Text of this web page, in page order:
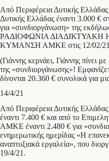
Από Περιφέρεια Δυτικής
Δυτικής Ελλάδας έναντι
για «συνδιοργάνωση» της
ΡΑΔΙΟΦΩΝΙΑ ΔΙΑΔΙΚΤΥΑΚΗ
ΚΥΜΑΝΣΗ ΑΜΚΕ στις 12/02/
(Γιάννης κερνάει, Γιάννης πίνει
της «συνδιοργάνωσης»!
δίνονται 20.360 € συνολικά για
14/4/21
Από Περιφέρεια Δυτικής
έναντι 7.400 € και από το
ΑΜΚΕ έναντι 2.480 € για
ενημερωτικής ημερίδας «Η
αναπτυξιακά εργαλεία», που
19/4/21.